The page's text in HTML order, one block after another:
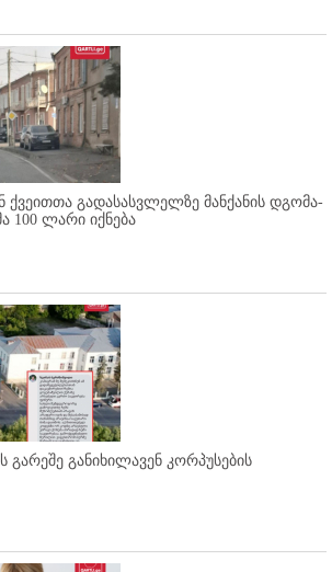
გადასასვლელზე მანქანის დგომა-
100 ლარი იქნება
გარეშე განიხილავენ კორპუსების